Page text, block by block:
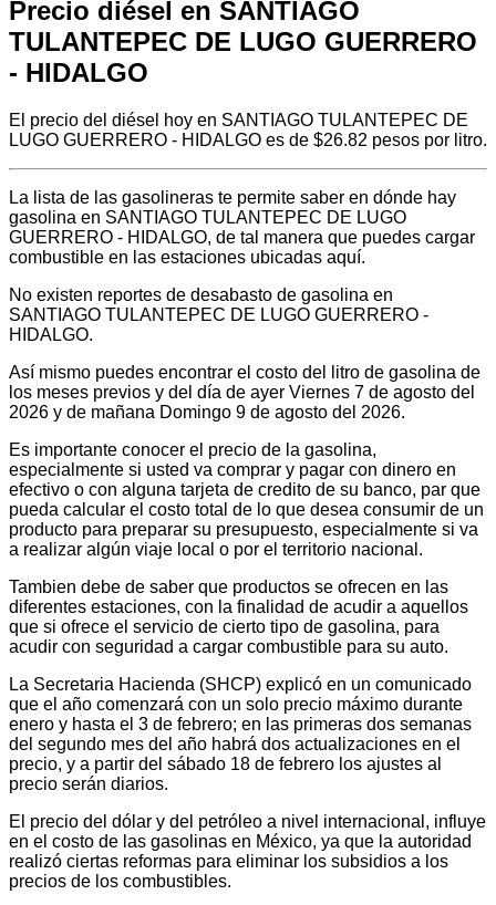
Precio diésel en SANTIAGO
TULANTEPEC DE LUGO GUERRERO
- HIDALGO
El precio del diésel hoy en SANTIAGO TULANTEPEC DE
LUGO GUERRERO - HIDALGO es de $26.82 pesos por litro.
La lista de las gasolineras te permite saber en dónde hay
gasolina en SANTIAGO TULANTEPEC DE LUGO
GUERRERO - HIDALGO, de tal manera que puedes cargar
combustible en las estaciones ubicadas aquí.
No existen reportes de desabasto de gasolina en
SANTIAGO TULANTEPEC DE LUGO GUERRERO -
HIDALGO.
Así mismo puedes encontrar el costo del litro de gasolina de
los meses previos y del día de ayer Viernes 7 de agosto del
2026 y de mañana Domingo 9 de agosto del 2026.
Es importante conocer el precio de la gasolina,
especialmente si usted va comprar y pagar con dinero en
efectivo o con alguna tarjeta de credito de su banco, par que
pueda calcular el costo total de lo que desea consumir de un
producto para preparar su presupuesto, especialmente si va
a realizar algún viaje local o por el territorio nacional.
Tambien debe de saber que productos se ofrecen en las
diferentes estaciones, con la finalidad de acudir a aquellos
que si ofrece el servicio de cierto tipo de gasolina, para
acudir con seguridad a cargar combustible para su auto.
La Secretaria Hacienda (SHCP) explicó en un comunicado
que el año comenzará con un solo precio máximo durante
enero y hasta el 3 de febrero; en las primeras dos semanas
del segundo mes del año habrá dos actualizaciones en el
precio, y a partir del sábado 18 de febrero los ajustes al
precio serán diarios.
El precio del dólar y del petróleo a nivel internacional, influye
en el costo de las gasolinas en México, ya que la autoridad
realizó ciertas reformas para eliminar los subsidios a los
precios de los combustibles.